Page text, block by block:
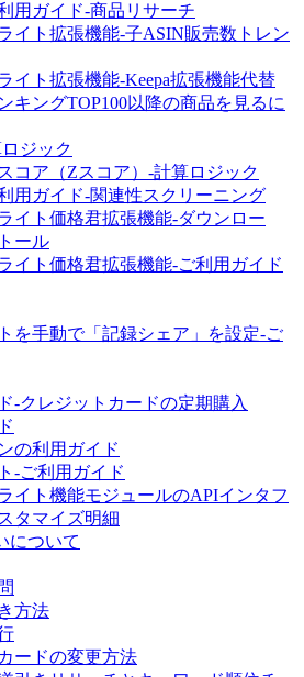
用ガイド-商品リサーチ
イト拡張機能-子ASIN販売数トレン
イト拡張機能-Keepa拡張機能代替
キングTOP100以降の商品を見るに
ジック
コア（Zスコア）-計算ロジック
用ガイド-関連性スクリーニング
イト価格君拡張機能-ダウンロー
ール
イト価格君拡張機能-ご利用ガイド
を手動で「記録シェア」を設定-ご
-クレジットカードの定期購入
の利用ガイド
-ご利用ガイド
イト機能モジュールのAPIインタフ
タマイズ明細
について
方法
ードの変更方法